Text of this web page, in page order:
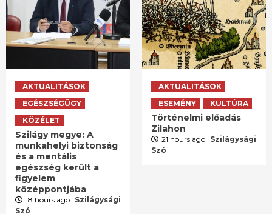
AKTUALITÁSOK
EGÉSZSÉGÜGY
KÖZÉLET
Szilágy megye: A
munkahelyi biztonság
és a mentális
egészség került a
figyelem
középpontjába
18 hours ago Szilágysági
Szó
AKTUALITÁSOK
ESEMÉNY
KULTÚRA
Történelmi előadás
Zilahon
21 hours ago Szilágysági
Szó